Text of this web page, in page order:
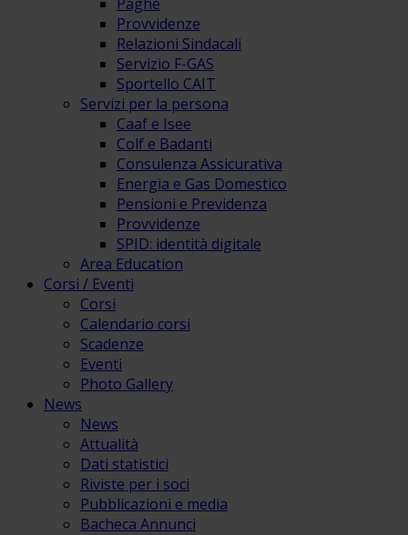
Provvidenze
Relazioni Sindacali
Servizio F-GAS
Sportello CAIT
Servizi per la persona
Caaf e Isee
Colf e Badanti
Consulenza Assicurativa
Energia e Gas Domestico
Pensioni e Previdenza
Provvidenze
SPID: identità digitale
Area Education
Corsi / Eventi
Corsi
Calendario corsi
Scadenze
Eventi
Photo Gallery
News
News
Attualità
Dati statistici
Riviste per i soci
Pubblicazioni e media
Bacheca Annunci